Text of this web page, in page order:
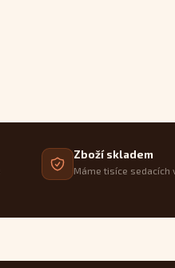
Zboží skladem
Máme tisíce sedacích